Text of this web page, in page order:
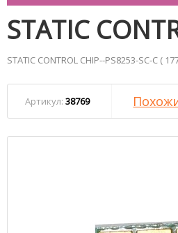
STATIC
STATIC CONTROL CHIP--PS8253-SC-C (
Артикул: 38769